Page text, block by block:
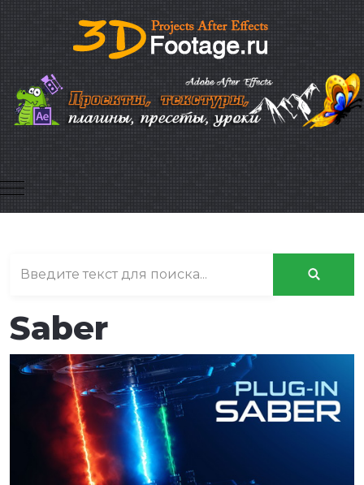
Mobile Menu Toggle
Saber